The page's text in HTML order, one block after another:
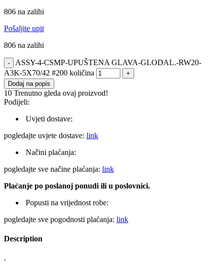
806 na zalihi
Pošaljite upit
806 na zalihi
ASSY-4-CSMP-UPUŠTENA GLAVA-GLODAL.-RW20-
A3K-5X70/42 #200 količina
Dodaj na popis
10 Trenutno gleda ovaj proizvod!
Podijeli:
Uvjeti dostave:
pogledajte uvjete dostave: link
Načini plaćanja:
pogledajte sve načine plaćanja: link
Plaćanje po poslanoj ponudi ili u poslovnici.
Popusti na vrijednost robe:
pogledajte sve pogodnosti plaćanja: link
Description
.